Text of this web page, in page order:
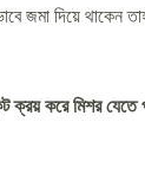
জমা দিয়ে থাকেন
ক্রয় করে মিশর যেতে